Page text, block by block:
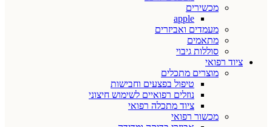
מכשירים
apple
מעמדים ואביזרים
מתאמים
סוללות גיבוי
ציוד רפואי
מוצרים מתכלים
טיפול בפצעים וחבישות
נוזלים רפואיים לשימוש חיצוני
ציוד מתכלה רפואי
מכשור רפואי